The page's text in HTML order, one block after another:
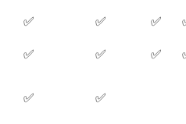
✅ ✅ ✅
✅ ✅ ✅
✅
✅